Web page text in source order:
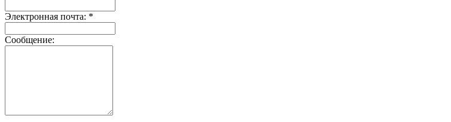
Электронная почта: *
Сообщение: